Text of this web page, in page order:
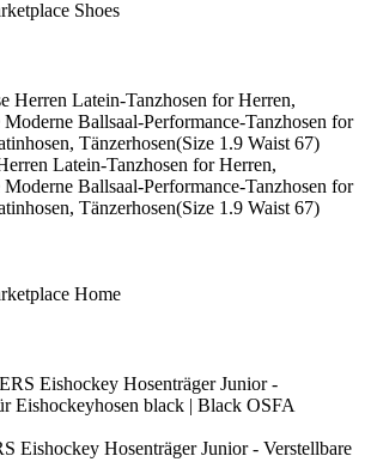
Latein-Tanzhosen for Herren,
Ballsaal-Performance-Tanzhosen for
Tänzerhosen(Size 1.9 Waist 67)
Eishockey Hosenträger Junior - Verstellbare